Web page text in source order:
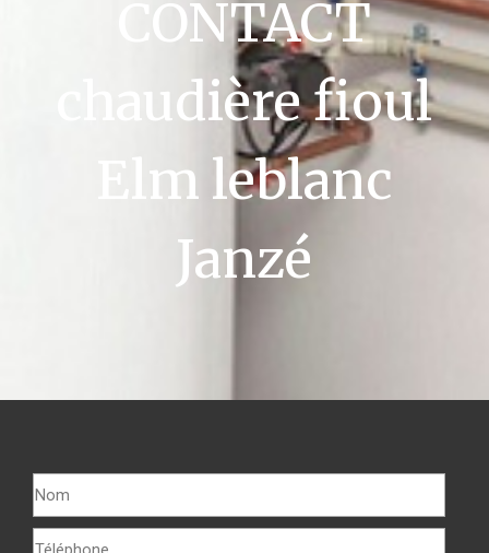
CONTACT
chaudière fioul
Elm leblanc
Janzé